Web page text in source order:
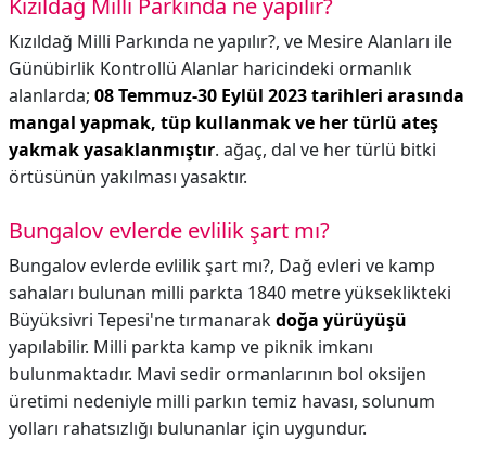
Kızıldağ Milli Parkında ne yapılır?
Kızıldağ Milli Parkında ne yapılır?, ve Mesire Alanları ile
Günübirlik Kontrollü Alanlar haricindeki ormanlık
alanlarda; 08 Temmuz-30 Eylül 2023 tarihleri arasında
mangal yapmak, tüp kullanmak ve her türlü ateş
yakmak yasaklanmıştır. ağaç, dal ve her türlü bitki
örtüsünün yakılması yasaktır.
Bungalov evlerde evlilik şart mı?
Bungalov evlerde evlilik şart mı?, Dağ evleri ve kamp
sahaları bulunan milli parkta 1840 metre yükseklikteki
Büyüksivri Tepesi'ne tırmanarakdoğa yürüyüşü
yapılabilir. Milli parkta kamp ve piknik imkanı
bulunmaktadır. Mavi sedir ormanlarının bol oksijen
üretimi nedeniyle milli parkın temiz havası, solunum
yolları rahatsızlığı bulunanlar için uygundur.